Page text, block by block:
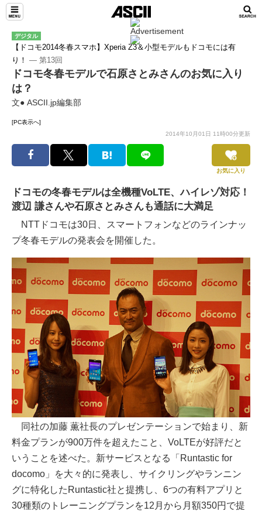
デジタル
【ドコモ2014冬春スマホ】Xperia Z3＆小型モデルもドコモには有
り！ ― 第13回
ドコモ冬春モデルで石原さとみさんのお気に入り
は？
文● ASCII.jp編集部
[PC表示へ]
2014年10月01日 11時00分更新
お気に入り
ドコモの冬春モデルは全機種VoLTE、ハイレゾ対応！
渡辺 謙さんや石原さとみさんも通話に大満足
NTTドコモは30日、スマートフォンなどのラインナッ
プ冬春モデルの発表会を開催した。
同社の加藤 薫社長のプレゼンテーションで始まり、新
料金プランが900万件を超えたこと、VoLTEが好評だと
いうことを述べた。新サービスとなる「Runtastic for
docomo」を大々的に発表し、サイクリングやランニン
グに特化したRuntastic社と提携し、6つの有料アプリと
30種類のトレーニングプランを12月から月額350円で提